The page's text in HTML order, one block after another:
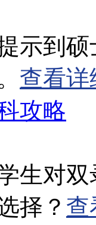
示到
查看详
攻略
生对
择？ 查